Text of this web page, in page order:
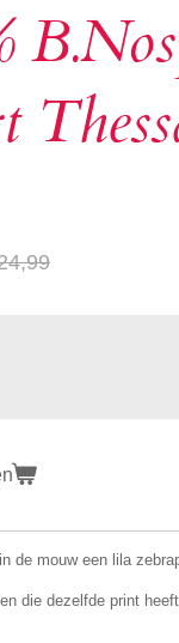
de mouw een lila
die dezelfde print